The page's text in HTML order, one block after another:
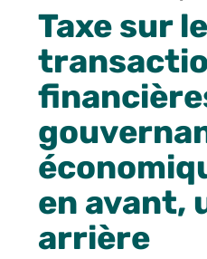
Taxe sur
en avant,
arrière